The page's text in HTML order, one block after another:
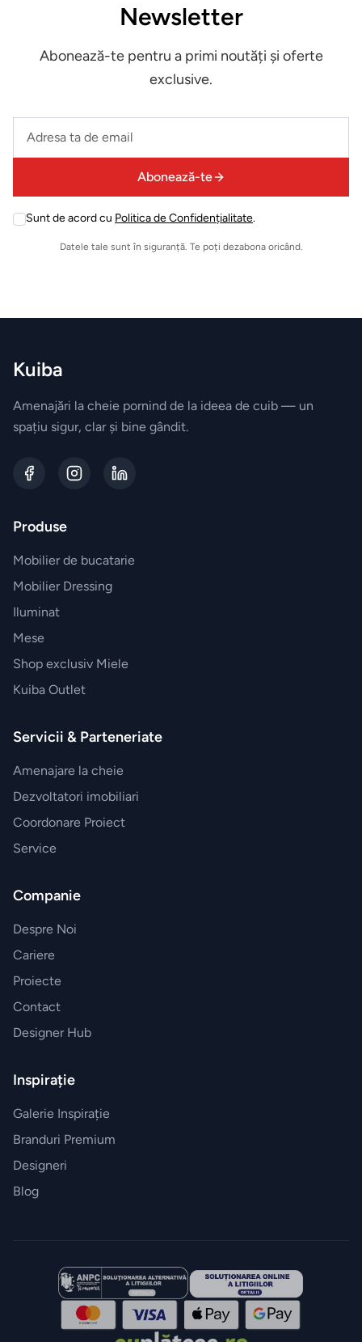
de
cafea
Biblioteca
Comode
Canapele
Electrocasnice
Villeroy&Boch
JosephJoseph
Newsletter
Abonează-te pentru a primi noutăți și oferte
exclusive.
this
Leave
Abonează-te
Sunt de acord cu Politica de Confidențialitate.
Datele tale sunt în siguranță. Te poți dezabona oricând.
Kuiba
Amenajări la cheie pornind de la ideea de cuib — un
spațiu sigur, clar și bine gândit.
Produse
Mobilier de bucatarie
Mobilier Dressing
Iluminat
Mese
Shop exclusiv Miele
Kuiba Outlet
Servicii & Parteneriate
Amenajare la cheie
Dezvoltatori imobiliari
Coordonare Proiect
Service
Companie
Despre Noi
Cariere
Proiecte
Contact
Designer Hub
Inspirație
Galerie Inspirație
Branduri Premium
Designeri
Blog